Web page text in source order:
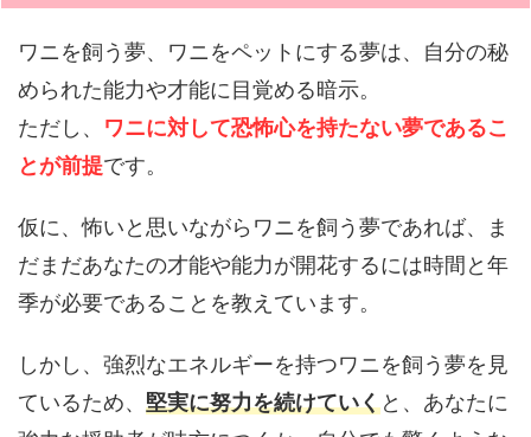
ワニを飼う夢、ワニをペットにする夢は、自分の秘
められた能力や才能に目覚める暗示。
ただし、 ワニに対して恐怖心を持たない夢であるこ
とが前提です。
仮に、怖いと思いながらワニを飼う夢であれば、ま
だまだあなたの才能や能力が開花するには時間と年
季が必要であることを教えています。
しかし、強烈なエネルギーを持つワニを飼う夢を見
ているため、 堅実に努力を続けていくと、あなたに